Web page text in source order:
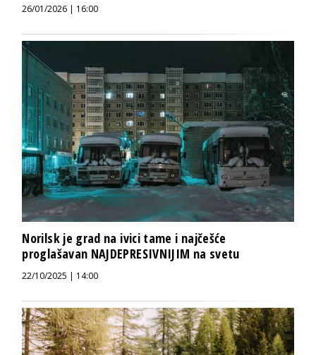
26/01/2026 | 16:00
Norilsk je grad na ivici tame i najčešće
proglašavan NAJDEPRESIVNIJIM na svetu
22/10/2025 | 14:00